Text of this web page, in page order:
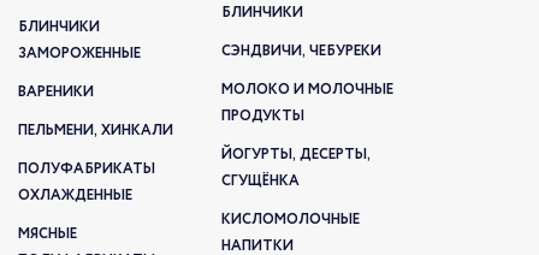
БЛИНЧИКИ
ЗАМОРОЖЕННЫЕ
ВАРЕНИКИ
ПЕЛЬМЕНИ, ХИНКАЛИ
ПОЛУФАБРИКАТЫ
ОХЛАЖДЕННЫЕ
МЯСНЫЕ
БЛИНЧИКИ
СЭНДВИЧИ, ЧЕБУРЕКИ
МОЛОКО И МОЛОЧНЫЕ
ПРОДУКТЫ
ЙОГУРТЫ, ДЕСЕРТЫ,
СГУЩЁНКА
КИСЛОМОЛОЧНЫЕ
НАПИТКИ